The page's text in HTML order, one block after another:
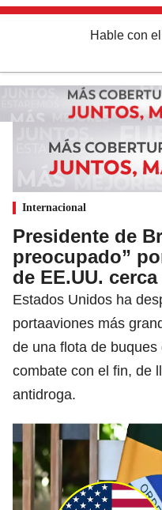
Hable con el
Internacional
Presidente de
preocupado”
de EE.UU.
Estados Unidos ha
portaaviones más
de una flota de
combate con el fin, de
antidroga.